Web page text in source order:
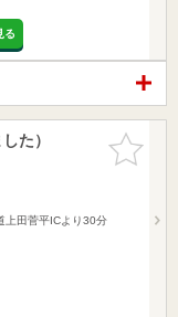
る
お気に入
りに追加
た）
上田菅平ICより30分